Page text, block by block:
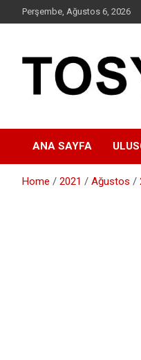
to
Perşembe, Ağustos 6, 2026
ANA SAYFA
Home 2021 Ağustos